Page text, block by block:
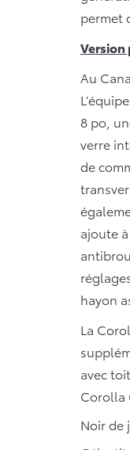
permet
Version
Au
8 po,
verre
de
ajoute
hayon
La
avec
Corolla
Noir de